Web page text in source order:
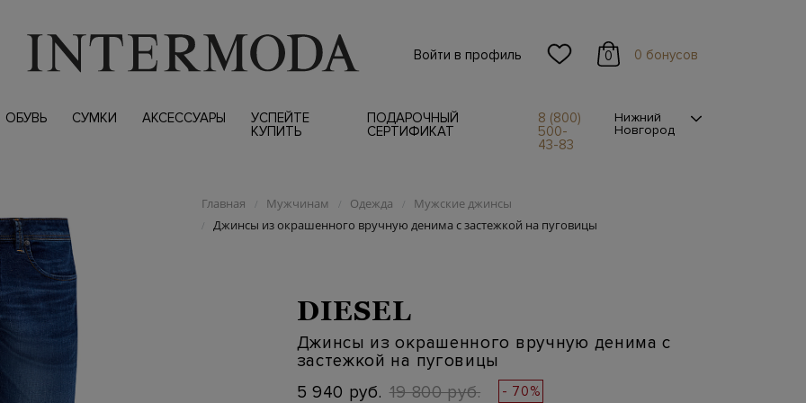
Войти в профиль 0 0 бонусов
ОБУВЬ СУМКИ АКСЕССУАРЫ
УСПЕЙТЕ
КУПИТЬ
ПОДАРОЧНЫЙ
СЕРТИФИКАТ
8 (800)
500-
43-83
Нижний
Новгород
Главная / Мужчинам / Одежда / Мужские джинсы
/ Джинсы из окрашенного вручную денима с застежкой на пуговицы
DIESEL
Джинсы из окрашенного вручную денима с
застежкой на пуговицы
5 940 руб. 19 800 руб. - 70%